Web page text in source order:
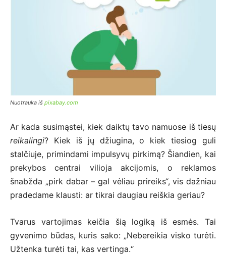
Nuotrauka iš pixabay.com
Ar kada susimąstei, kiek daiktų tavo namuose iš tiesų
reikalingi? Kiek iš jų džiugina, o kiek tiesiog guli
stalčiuje, primindami impulsyvų pirkimą? Šiandien, kai
prekybos centrai vilioja akcijomis, o reklamos
šnabžda „pirk dabar – gal vėliau prireiks“, vis dažniau
pradedame klausti: ar tikrai daugiau reiškia geriau?
Tvarus vartojimas keičia šią logiką iš esmės. Tai
gyvenimo būdas, kuris sako: „Nebereikia visko turėti.
Užtenka turėti tai, kas vertinga.“